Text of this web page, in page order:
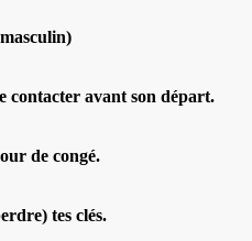
contacter avant son départ.
de congé.
tes clés.